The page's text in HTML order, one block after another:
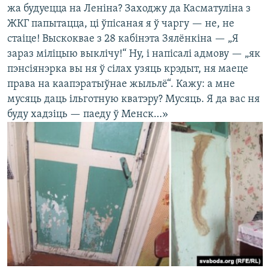
жа будуецца на Леніна? Заходжу да Касматуліна з
ЖКГ папытацца, ці ўпісаная я ў чаргу — не, не
стаіце! Выскоквае з 28 кабінэта Зялёнкіна — „Я
зараз міліцыю выклічу!“ Ну, і напісалі адмову — „як
пэнсіянэрка вы ня ў сілах узяць крэдыт, ня маеце
права на каапэратыўнае жыльлё“. Кажу: а мне
мусяць даць ільготную кватэру? Мусяць. Я да вас ня
буду хадзіць — паеду ў Менск…»